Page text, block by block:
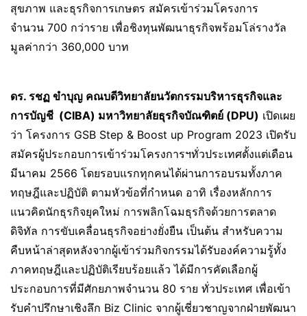
สุขภาพ และธุรกิจการเกษตร สมัครเข้าร่วมโครงการ
จำนวน 700 กว่าราย เพื่อชิงทุนพัฒนาธุรกิจพร้อมโล่รางวัล
มูลค่ากว่า 360,000 บาท
ดร. รชฏ ขำบุญ คณบดีวิทยาลัยนวัตกรรมบริหารธุรกิจและ
การบัญชี (CIBA) มหาวิทยาลัยธุรกิจบัณฑิตย์ (DPU) เปิดเผย
ว่า โครงการ GSB Step & Boost up Program 2023 เปิดรับ
สมัครผู้ประกอบการเข้าร่วมโครงการฯทั่วประเทศตั้งแต่เดือน
มีนาคม 2566 โดยรอบแรกทุกคนได้ผ่านการอบรมทั้งภาค
ทฤษฎีและปฏิบัติ ตามหัวข้อที่กำหนด อาทิ เรื่องหลักการ
แนวคิดนักธุรกิจยุคใหม่ การพลิกโฉมธุรกิจด้วยการตลาด
ดิจิทัล การขับเคลื่อนธุรกิจอย่างยั่งยืน เป็นต้น สำหรับความ
คืบหน้าล่าสุดหลังจากผู้เข้าร่วมกิจกรรมได้รับองค์ความรู้ทั้ง
ภาคทฤษฎีและปฏิบัติเรียบร้อยแล้ว ได้มีการคัดเลือกผู้
ประกอบการที่มีศักยภาพจำนวน 80 ราย ทั่วประเทศ เพื่อเข้า
รับคำปรึกษาเชิงลึก Biz Clinic จากผู้เชี่ยวชาญจากฝ่ายพัฒนา